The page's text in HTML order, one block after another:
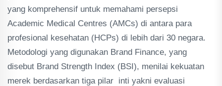
yang komprehensif untuk memahami persepsi
Academic Medical Centres (AMCs) di antara para
profesional kesehatan (HCPs) di lebih dari 30 negara.
Metodologi yang digunakan Brand Finance, yang
disebut Brand Strength Index (BSI), menilai kekuatan
merek berdasarkan tiga pilar inti yakni evaluasi